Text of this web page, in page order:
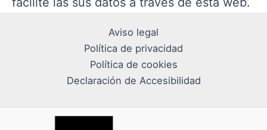
Aviso legal
Política de privacidad
Política de cookies
Declaración de Accesibilidad